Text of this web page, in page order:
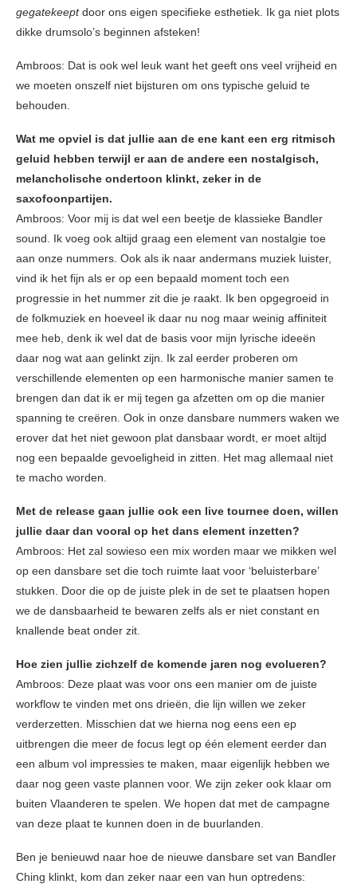
gegatekeeptdoor ons eigen specifieke esthetiek. Ik ga niet plots
dikke drumsolo’s beginnen afsteken!
Ambroos: Dat is ook wel leuk want het geeft ons veel vrijheid en
we moeten onszelf niet bijsturen om ons typische geluid te
behouden.
Wat me opviel is dat jullie aan de ene kant een erg ritmisch
geluid hebben terwijl er aan de andere een nostalgisch,
melancholische ondertoon klinkt, zeker in de
saxofoonpartijen.
Ambroos: Voor mij is dat wel een beetje de klassieke Bandler
sound. Ik voeg ook altijd graag een element van nostalgie toe
aan onze nummers. Ook als ik naar andermans muziek luister,
vind ik het fijn als er op een bepaald moment toch een
progressie in het nummer zit die je raakt. Ik ben opgegroeid in
de folkmuziek en hoeveel ik daar nu nog maar weinig affiniteit
mee heb, denk ik wel dat de basis voor mijn lyrische ideeën
daar nog wat aan gelinkt zijn. Ik zal eerder proberen om
verschillende elementen op een harmonische manier samen te
brengen dan dat ik er mij tegen ga afzetten om op die manier
spanning te creëren. Ook in onze dansbare nummers waken we
erover dat het niet gewoon plat dansbaar wordt, er moet altijd
nog een bepaalde gevoeligheid in zitten. Het mag allemaal niet
te macho worden.
Met de release gaan jullie ook een live tournee doen, willen
jullie daar dan vooral op het dans element inzetten?
Ambroos: Het zal sowieso een mix worden maar we mikken wel
op een dansbare set die toch ruimte laat voor ‘beluisterbare’
stukken. Door die op de juiste plek in de set te plaatsen hopen
we de dansbaarheid te bewaren zelfs als er niet constant en
knallende beat onder zit.
Hoe zien jullie zichzelf de komende jaren nog evolueren?
Ambroos: Deze plaat was voor ons een manier om de juiste
workflow te vinden met ons drieën, die lijn willen we zeker
verderzetten. Misschien dat we hierna nog eens een ep
uitbrengen die meer de focus legt op één element eerder dan
een album vol impressies te maken, maar eigenlijk hebben we
daar nog geen vaste plannen voor. We zijn zeker ook klaar om
buiten Vlaanderen te spelen. We hopen dat met de campagne
van deze plaat te kunnen doen in de buurlanden.
Ben je benieuwd naar hoe de nieuwe dansbare set van Bandler
Ching klinkt, kom dan zeker naar een van hun optredens: